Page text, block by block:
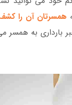
همسرتان آن را
بارداری به همسر